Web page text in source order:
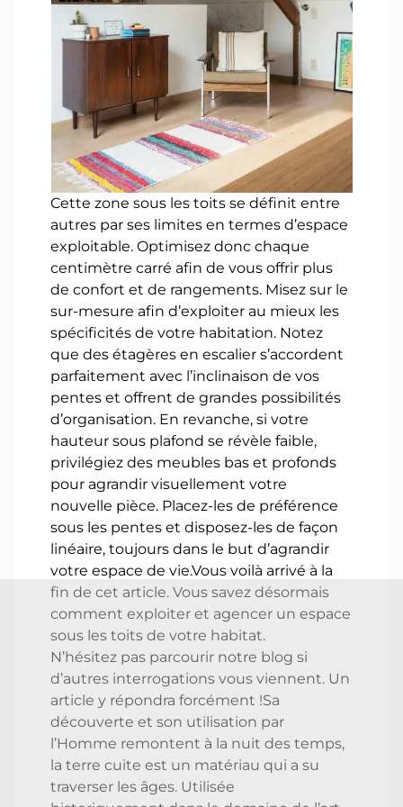
Cette zone sous les toits se définit entre
autres par ses limites en termes d’espace
exploitable. Optimisez donc chaque
centimètre carré afin de vous offrir plus
de confort et de rangements. Misez sur le
sur-mesure afin d’exploiter au mieux les
spécificités de votre habitation. Notez
que des étagères en escalier s’accordent
parfaitement avec l’inclinaison de vos
pentes et offrent de grandes possibilités
d’organisation. En revanche, si votre
hauteur sous plafond se révèle faible,
privilégiez des meubles bas et profonds
pour agrandir visuellement votre
nouvelle pièce. Placez-les de préférence
sous les pentes et disposez-les de façon
linéaire, toujours dans le but d’agrandir
votre espace de vie.Vous voilà arrivé à la
fin de cet article. Vous savez désormais
comment exploiter et agencer un espace
sous les toits de votre habitat.
N’hésitez pas parcourir notre blog si
d’autres interrogations vous viennent. Un
article y répondra forcément !Sa
découverte et son utilisation par
l’Homme remontent à la nuit des temps,
la terre cuite est un matériau qui a su
traverser les âges. Utilisée